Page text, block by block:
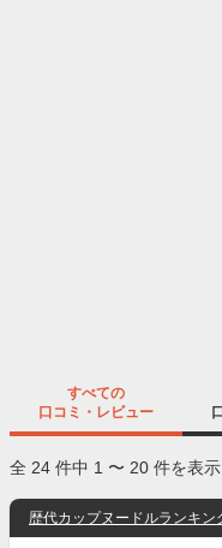
すべての
口コミ・レビュー
全 24 件中 1 〜 20 件を表示
歴代カップヌードルランキン